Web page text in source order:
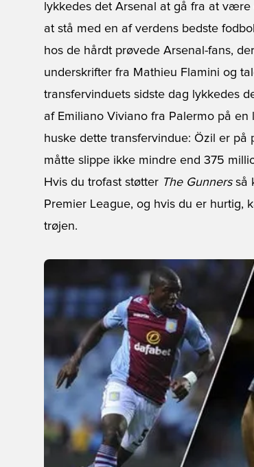
lykkedes det Arsenal at gå fra at
at stå med en af verdens bedste
hos de hårdt prøvede Arsenal-fans,
underskrifter fra Mathieu Flamini og
transfervinduets sidste dag lykkedes
af Emiliano Viviano fra Palermo på
huske dette transfervindue: Özil er på
måtte slippe ikke mindre end 375
Hvis du trofast støtter The Gunnersså
Premier League, og hvis du er hurtig,
trøjen.